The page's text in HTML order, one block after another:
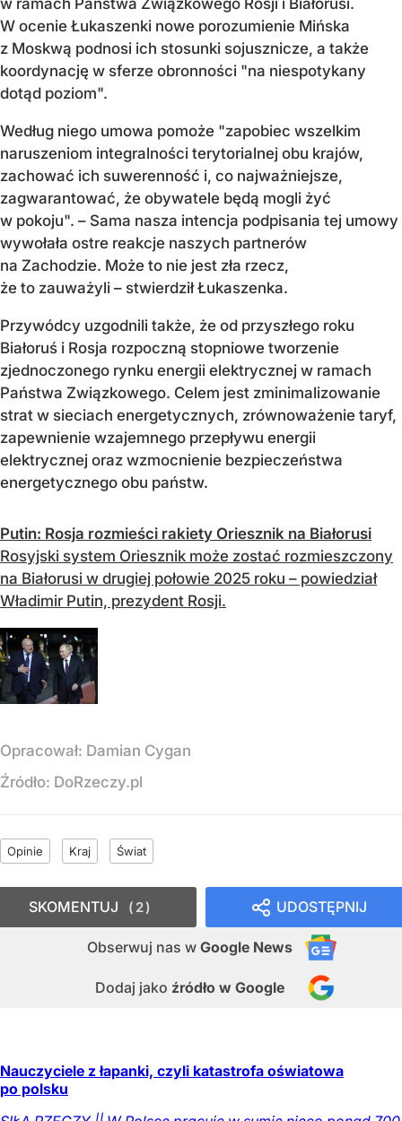
W ocenie Łukaszenki nowe porozumienie Mińska
z Moskwą podnosi ich stosunki sojusznicze, a także
koordynację w sferze obronności "na niespotykany
dotąd poziom".
Według niego umowa pomoże "zapobiec wszelkim
naruszeniom integralności terytorialnej obu krajów,
zachować ich suwerenność i, co najważniejsze,
zagwarantować, że obywatele będą mogli żyć
w pokoju". – Sama nasza intencja podpisania tej umowy
wywołała ostre reakcje naszych partnerów
na Zachodzie. Może to nie jest zła rzecz,
że to zauważyli – stwierdził Łukaszenka.
Przywódcy uzgodnili także, że od przyszłego roku
Białoruś i Rosja rozpoczną stopniowe tworzenie
zjednoczonego rynku energii elektrycznej w ramach
Państwa Związkowego. Celem jest zminimalizowanie
strat w sieciach energetycznych, zrównoważenie taryf,
zapewnienie wzajemnego przepływu energii
elektrycznej oraz wzmocnienie bezpieczeństwa
energetycznego obu państw.
Putin: Rosja rozmieści rakiety Oriesznik na Białorusi
Rosyjski system Oriesznik może zostać rozmieszczony
na Białorusi w drugiej połowie 2025 roku – powiedział
Władimir Putin, prezydent Rosji.
Opracował: Damian Cygan
Źródło: DoRzeczy.pl
Opinie Kraj Świat
UDOSTĘPNIJ
Obserwuj nas w Google News
Dodaj jako źródło w Google
SKOMENTUJ 2
Nauczyciele z łapanki, czyli katastrofa oświatowa
po polsku